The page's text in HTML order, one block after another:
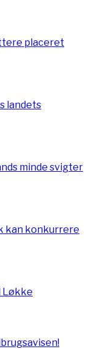
placeret
landets
minde svigter
kan konkurrere
Løkke